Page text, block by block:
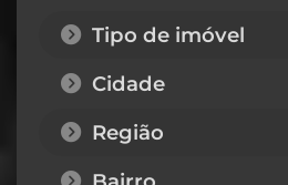
Tipo de imóvel
Cidade
Região